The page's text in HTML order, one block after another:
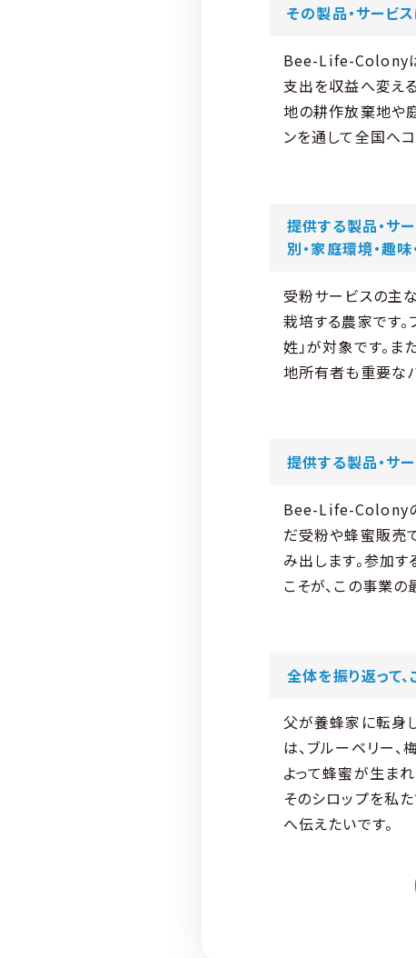
その製品・サービス
Bee-Life-Colonyは
支出を収益へ変え
地の耕作放棄地や
ンを通して全国へ
提供する製品・サ
別・家庭環境・趣
受粉サービスの主
栽培する農家です
姓」が対象です。
地所有者も重要な
提供する製品・サ
Bee-Life-Colonyの
だ受粉や蜂蜜販売
み出します。参加
こそが、この事業の
全体を振り返って
父が養蜂家に転身
は、ブルーベリー、
よって蜂蜜が生ま
そのシロップを私
へ伝えたいです。